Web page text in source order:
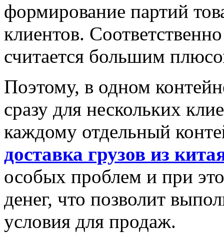
формирование партий
клиентов.
считается большим
Поэтому, в одном
сразу для нескольких
каждому отдельный
доставка грузов из
особых проблем и при
денег, что позволит
условия для продаж.